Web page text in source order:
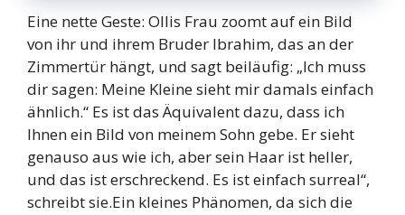
Eine nette Geste: Ollis Frau zoomt auf ein Bild
von ihr und ihrem Bruder Ibrahim, das an der
Zimmertür hängt, und sagt beiläufig: „Ich muss
dir sagen: Meine Kleine sieht mir damals einfach
ähnlich.“ Es ist das Äquivalent dazu, dass ich
Ihnen ein Bild von meinem Sohn gebe. Er sieht
genauso aus wie ich, aber sein Haar ist heller,
und das ist erschreckend. Es ist einfach surreal“,
schreibt sie.Ein kleines Phänomen, da sich die